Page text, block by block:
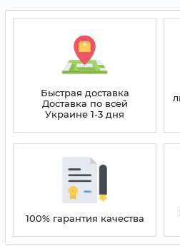
Быстрая доставка
Доставка по всей
Украине 1-3 дня
100% гарантия качества